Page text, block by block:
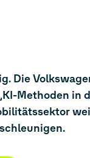
Die
Methoden